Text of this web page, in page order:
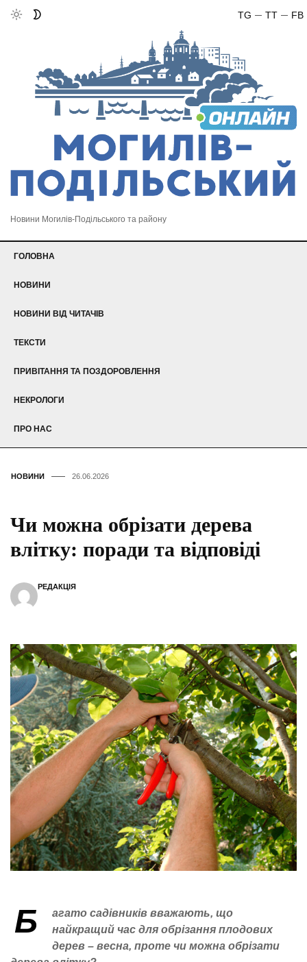
FB
TT
TG
Новини Могилів-Подільського та району
ГОЛОВНА
НОВИНИ
НОВИНИ ВІД ЧИТАЧІВ
ТЕКСТИ
ПРИВІТАННЯ ТА ПОЗДОРОВЛЕННЯ
НЕКРОЛОГИ
ПРО НАС
НОВИНИ 26.06.2026
Чи можна обрізати дерева
влітку: поради та відповіді
РЕДАКЦІЯ
Б
агато садівників вважають, що
найкращий час для обрізання плодових
дерев – весна, проте чи можна обрізати